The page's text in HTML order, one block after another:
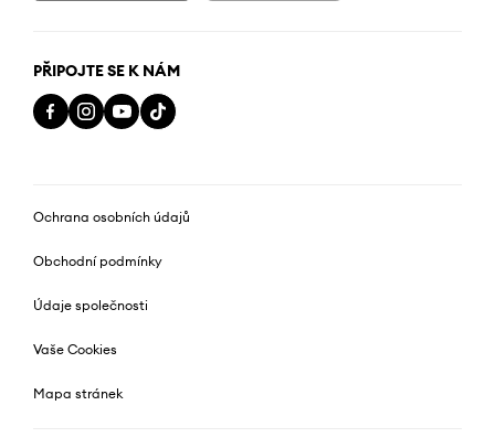
PŘIPOJTE SE K NÁM
Ochrana osobních údajů
Obchodní podmínky
Údaje společnosti
Vaše Cookies
Mapa stránek